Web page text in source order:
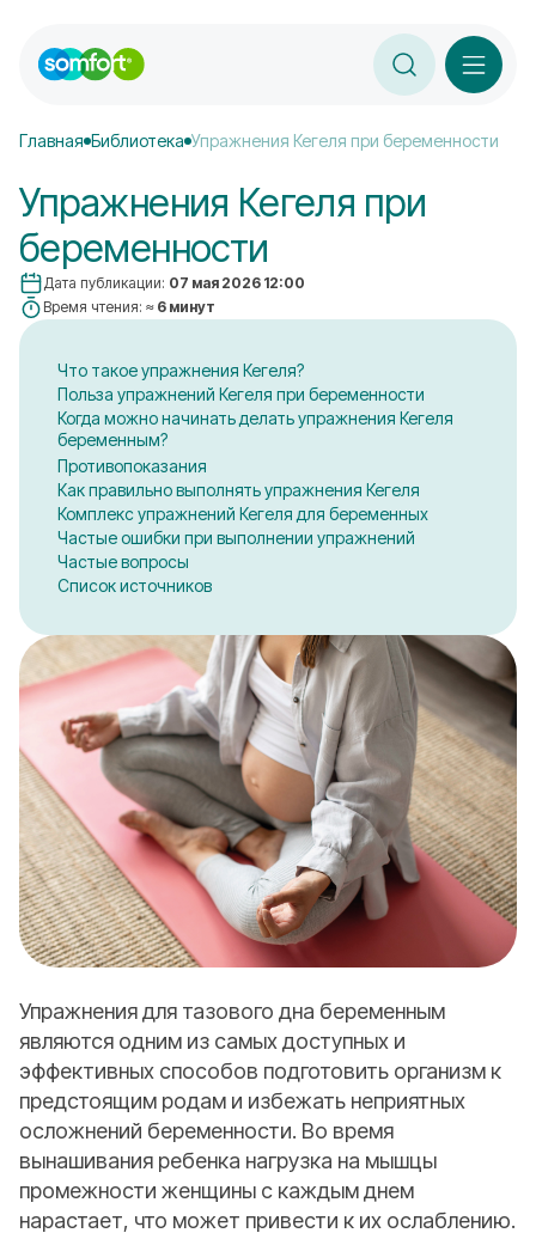
Главная Библиотека Упражнения Кегеля при беременности
Упражнения Кегеля при
беременности
Дата публикации: 07 мая 2026 12:00
Время чтения: ≈ 6 минут
Упражнения для тазового дна беременным
являются одним из самых доступных и
эффективных способов подготовить организм к
предстоящим родам и избежать неприятных
осложнений беременности. Во время
вынашивания ребенка нагрузка на мышцы
промежности женщины с каждым днем
нарастает, что может привести к их ослаблению.
Что такое упражнения Кегеля?
Польза упражнений Кегеля при беременности
Когда можно начинать делать упражнения Кегеля
беременным?
Противопоказания
Как правильно выполнять упражнения Кегеля
Комплекс упражнений Кегеля для беременных
Частые ошибки при выполнении упражнений
Частые вопросы
Список источников